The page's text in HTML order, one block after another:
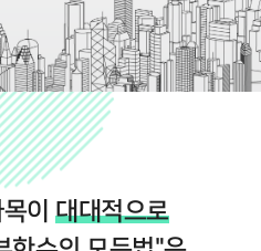
이 대대적으로